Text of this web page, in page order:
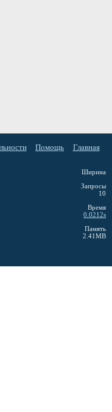
Помощь Главная
Ширина
Запросы
10
Время
0.0212s
Память
2.41MB